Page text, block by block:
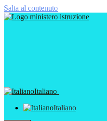
Salta al contenuto
Italiano
Italiano